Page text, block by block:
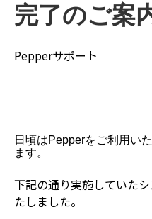
完了のご案
Pepperサポート
掲載
日頃はPepperをご利用い
ます。
下記の通り実施していた
たしました。